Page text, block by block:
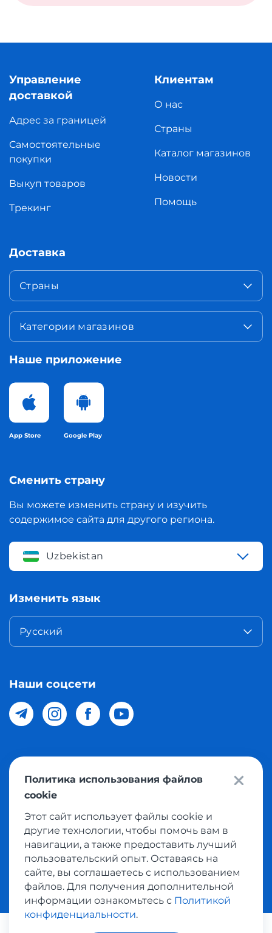
Управление
доставкой
Адрес за границей
Самостоятельные
покупки
Выкуп товаров
Трекинг
Клиентам
О нас
Страны
Каталог магазинов
Новости
Помощь
Доставка
Страны
Категории магазинов
Наше приложение
App Store Google Play
Сменить страну
Вы можете изменить страну и изучить
содержимое сайта для другого региона.
Uzbekistan
Изменить язык
Русский
Наши соцсети
© 2026 Meest Shopping доставка покупок с интернет
магазинов мира в Узбекистан. Все права защищены
Политика конфиденциальности
Публичная оферта
Условия использования сервисом выкупа товаров
Политика использования файлов
cookie
Этот сайт использует файлы cookie и
другие технологии, чтобы помочь вам в
навигации, а также предоставить лучший
пользовательский опыт. Оставаясь на
сайте, вы соглашаетесь с использованием
файлов. Для получения дополнительной
информации ознакомьтесь с Политикой
конфиденциальности.